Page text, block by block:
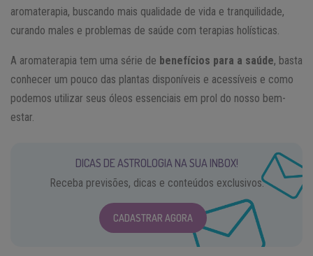
aromaterapia, buscando mais qualidade de vida e tranquilidade,
curando males e problemas de saúde com terapias holísticas.
A aromaterapia tem uma série de benefícios para a saúde, basta
conhecer um pouco das plantas disponíveis e acessíveis e como
podemos utilizar seus óleos essenciais em prol do nosso bem-
estar.
DICAS DE ASTROLOGIA NA SUA INBOX!
Receba previsões, dicas e conteúdos exclusivos.
CADASTRAR AGORA